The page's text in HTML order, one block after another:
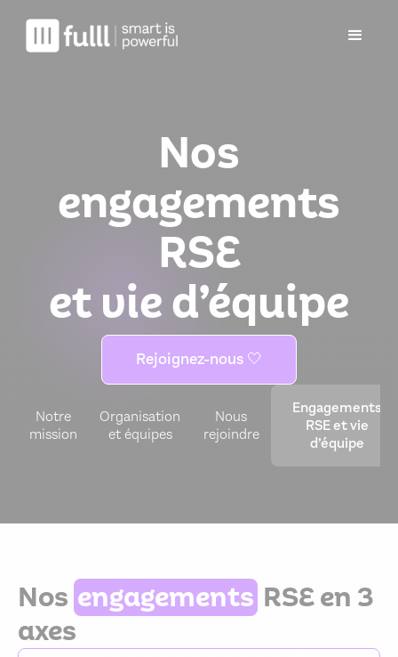
Nos
engagements
RSE
et vie d’équipe
Rejoignez-nous 🤍
Notre
mission
Organisation
et équipes
Nous
rejoindre
Engagements
RSE et vie
d’équipe
Nos engagements RSE en 3
axes